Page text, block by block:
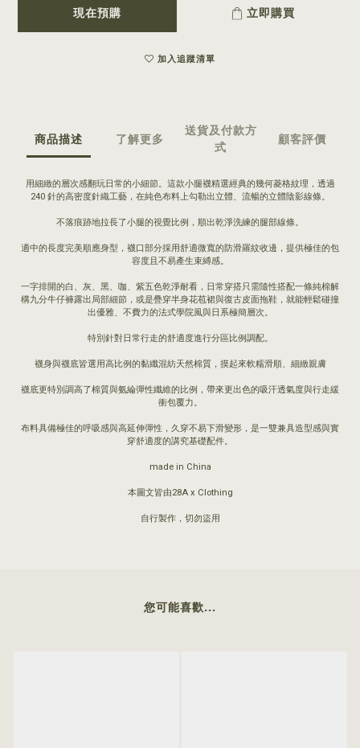
現在預購 立即購買
加入追蹤清單
商品描述 了解更多
送貨及付款方
式
顧客評價
用細緻的層次感翻玩日常的小細節。這款小腿襪精選經典的幾何菱格紋理，透過
240 針的高密度針織工藝，在純色布料上勾勒出立體、流暢的立體陰影線條。
不落痕跡地拉長了小腿的視覺比例，順出乾淨洗練的腿部線條。
適中的長度完美順應身型，襪口部分採用舒適微寬的防滑羅紋收邊，提供極佳的包
容度且不易產生束縛感。
一字排開的白、灰、黑、咖、紫五色乾淨耐看，日常穿搭只需隨性搭配一條純棉解
構九分牛仔褲露出局部細節，或是疊穿半身花苞裙與復古皮面拖鞋，就能輕鬆碰撞
出優雅、不費力的法式學院風與日系極簡層次。
特別針對日常行走的舒適度進行分區比例調配。
襪身與襪底皆選用高比例的黏纖混紡天然棉質，摸起來軟糯滑順、細緻親膚
襪底更特別調高了棉質與氨綸彈性纖維的比例，帶來更出色的吸汗透氣度與行走緩
衝包覆力。
布料具備極佳的呼吸感與高延伸彈性，久穿不易下滑變形，是一雙兼具造型感與實
穿舒適度的講究基礎配件。
made in China
本圖文皆由28A x Clothing
自行製作，切勿盜用
您可能喜歡...